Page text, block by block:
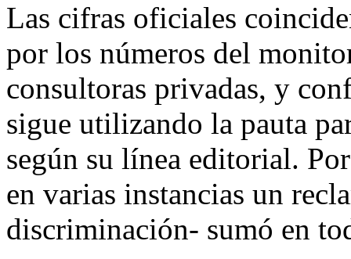
Las cifras oficiales
por los números del
consultoras privadas, y
sigue utilizando la pauta
según su línea editorial.
en varias instancias un
discriminación- sumó en